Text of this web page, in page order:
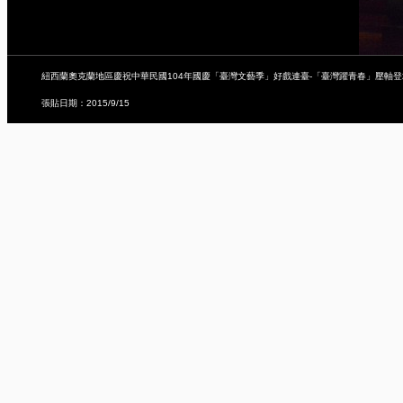
紐西蘭奧克蘭地區慶祝中華民國104年國慶「臺灣文藝季」好戲連臺-「臺灣躍青春」壓軸
張貼日期：2015/9/15